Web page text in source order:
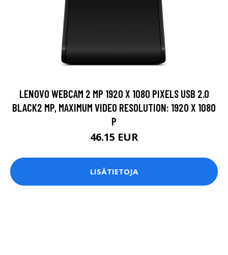
LENOVO WEBCAM 2 MP 1920 X 1080 PIXELS USB 2.0
BLACK2 MP, MAXIMUM VIDEO RESOLUTION: 1920 X 1080
P
46.15 EUR
LISÄTIETOJA